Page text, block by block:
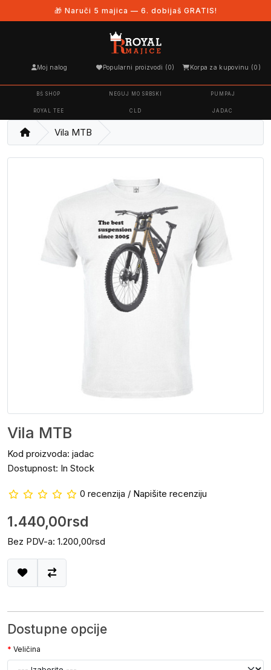
🎁 Naruči 5 majica — 6. dobijaš GRATIS!
Moj nalog Popularni proizvodi (0) Korpa za kupovinu (0)
BŠ SHOP NEGUJ MO SRBSKI PUMPAJ
ROYAL TEE CLD JADAC
Vila MTB
Vila MTB
Kod proizvoda: jadac
Dostupnost: In Stock
0 recenzija / Napišite recenziju
1.440,00rsd
Bez PDV-a: 1.200,00rsd
Dostupne opcije
Veličina